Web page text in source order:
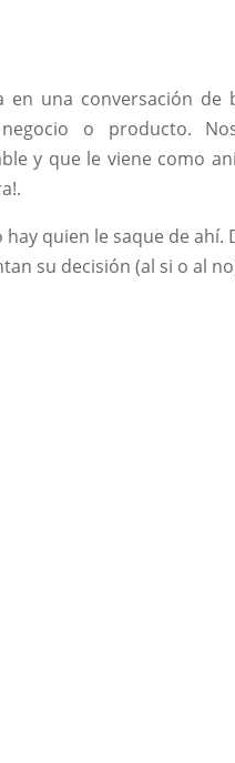
una conversación de
o producto.
y que le viene como
quien le saque de ahí.
su decisión (al si o al